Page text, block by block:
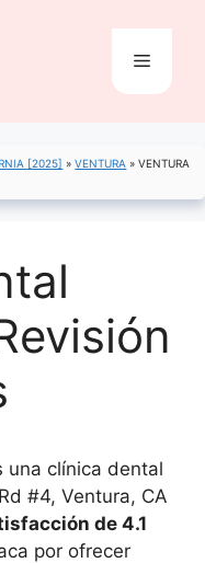
Menú
[2025] »VENTURA »VENTURA
una clínica dental
#4, Ventura, CA
de 4.1
por ofrecer